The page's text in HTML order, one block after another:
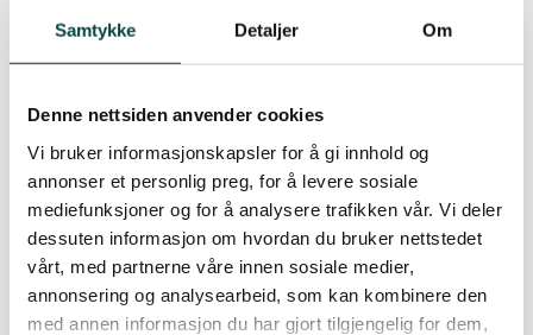
Samtykke Detaljer Om
Denne nettsiden anvender cookies
Vi bruker informasjonskapsler for å gi innhold og
annonser et personlig preg, for å levere sosiale
mediefunksjoner og for å analysere trafikken vår. Vi deler
dessuten informasjon om hvordan du bruker nettstedet
vårt, med partnerne våre innen sosiale medier,
annonsering og analysearbeid, som kan kombinere den
med annen informasjon du har gjort tilgjengelig for dem,
01.02.2005 11:17
Både resten av Urkeelva og landskapet rundt bør
vernast, meiner Naturvernforbundet. Dersom ei
rekke avbøtande tiltak blir sett i verk kan vi likevel
akseptere ei skånsom utbygging her.
Kontaktperson for denne saka er Knut Festø, telefon